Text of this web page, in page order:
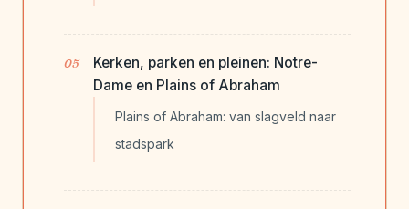
Kerken, parken en pleinen: Notre-
Dame en Plains of Abraham
Plains of Abraham: van slagveld naar
stadspark